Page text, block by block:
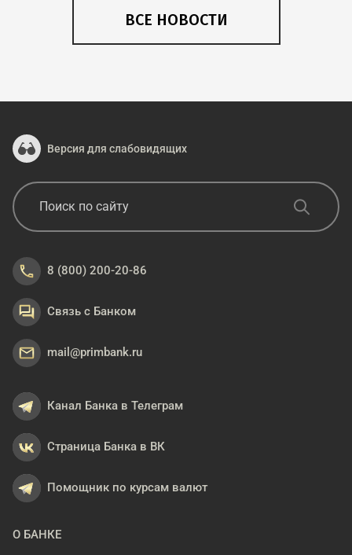
ВСЕ НОВОСТИ
Версия для слабовидящих
8 (800) 200-20-86
Связь с Банком
mail@primbank.ru
Канал Банка в Телеграм
Страница Банка в ВК
Помощник по курсам валют
О БАНКЕ